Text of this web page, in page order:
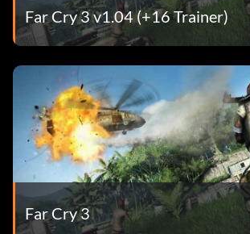
Far Cry 3 v1.04 (+16 Trainer)
Far Cry 3